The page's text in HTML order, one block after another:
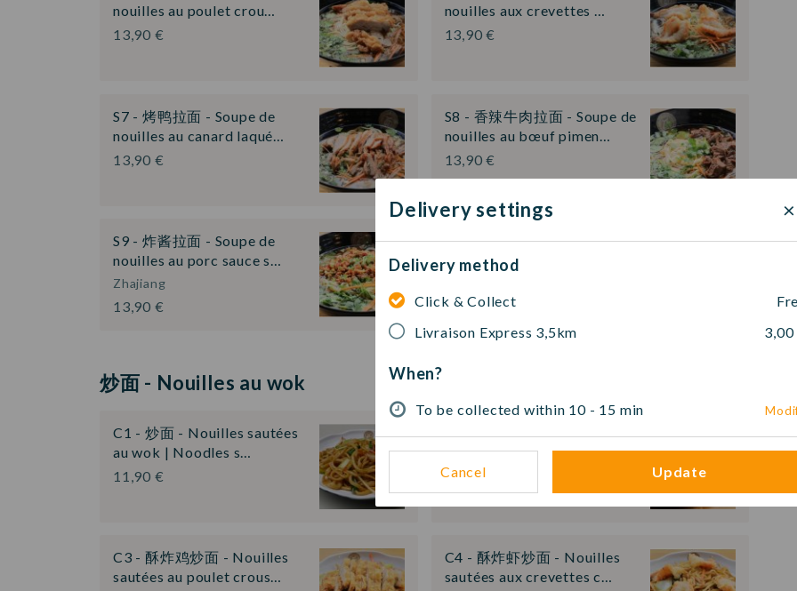
nouilles au poulet crou…
13,90 €
nouilles aux crevettes …
13,90 €
S7 - 烤鸭拉面 - Soupe de
nouilles au canard laqué…
13,90 €
S8 - 香辣牛肉拉面 - Soupe de
nouilles au bœuf pimen…
13,90 €
S9 - 炸酱拉面 - Soupe de
nouilles au porc sauce s…
Zhajiang
13,90 €
炒面 - Nouilles au wok
C1 - 炒面 - Nouilles sautées
au wok | Noodles s…
11,90 €
Nouilles sautées aux
légumes…
13,90 €
C3 - 酥炸鸡炒面 - Nouilles
sautées au poulet crous…
C4 - 酥炸虾炒面 - Nouilles
sautées aux crevettes c…
Delivery settings ×
Delivery method
Click & Collect
Livraison Express 3,5km
When?
To be collected within 10 - 15 min
Cancel Update